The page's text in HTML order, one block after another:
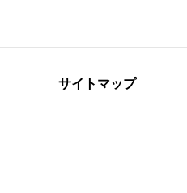
サイトマップ